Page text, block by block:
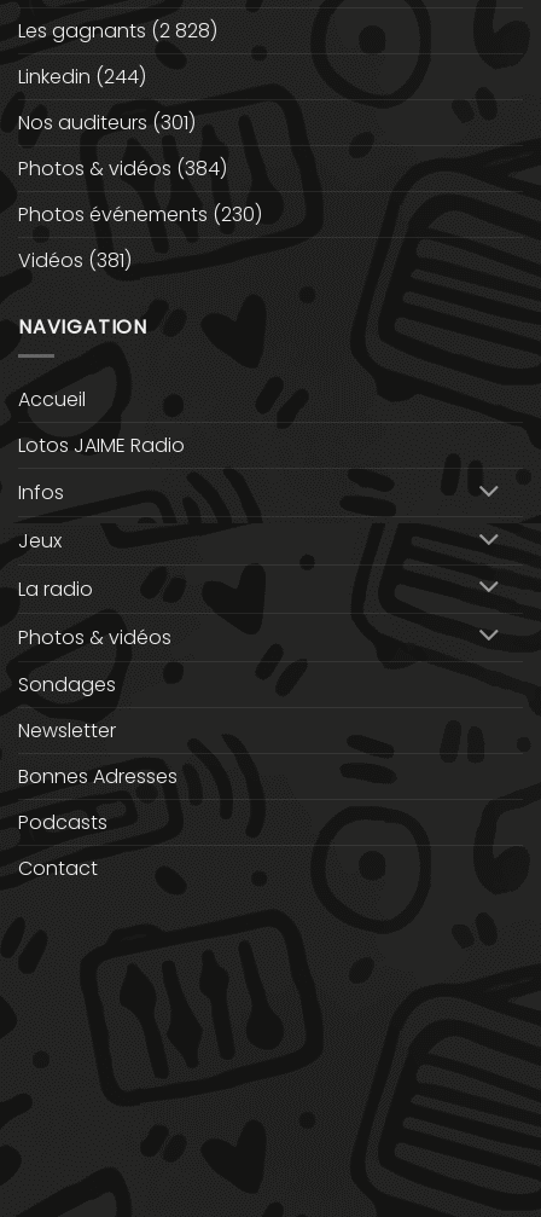
Les gagnants (2 828)
Linkedin (244)
Nos auditeurs (301)
Photos & vidéos (384)
Photos événements (230)
Vidéos (381)
NAVIGATION
Accueil
Lotos JAIME Radio
Infos
Jeux
La radio
Photos & vidéos
Sondages
Newsletter
Bonnes Adresses
Podcasts
Contact